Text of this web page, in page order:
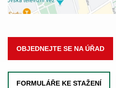
OBJEDNEJTE SE NA ÚŘAD
FORMULÁŘE KE STAŽENÍ